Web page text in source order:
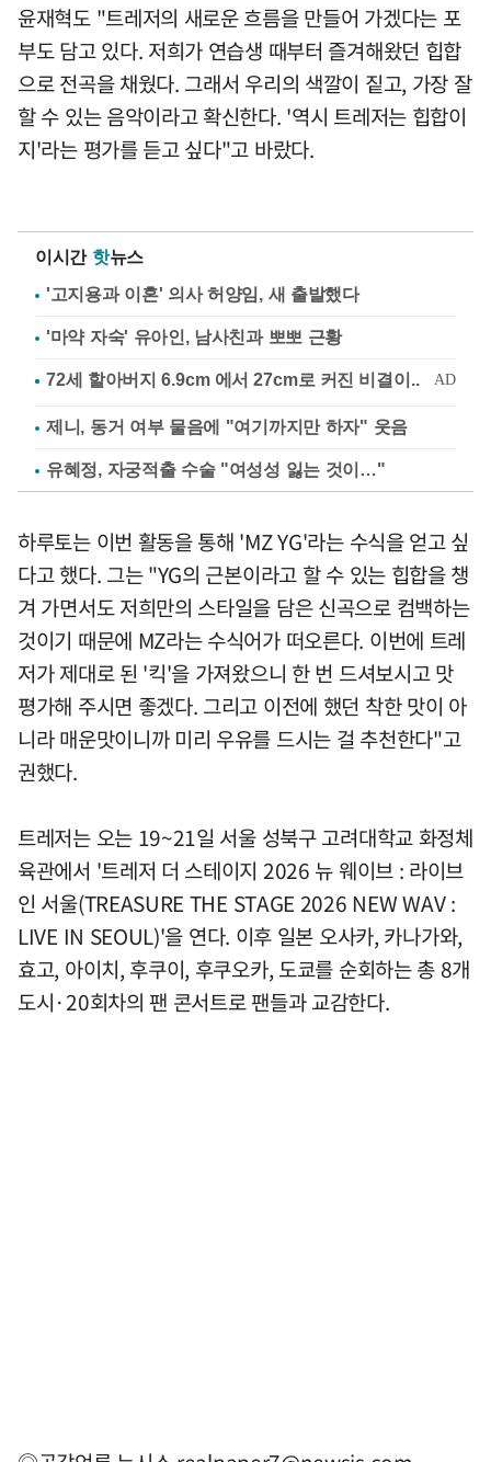
윤재혁도 "트레저의 새로운 흐름을 만들어 가겠다는 포
부도 담고 있다. 저희가 연습생 때부터 즐겨해왔던 힙합
으로 전곡을 채웠다. 그래서 우리의 색깔이 짙고, 가장 잘
할 수 있는 음악이라고 확신한다. '역시 트레저는 힙합이
지'라는 평가를 듣고 싶다"고 바랐다.
이시간 핫뉴스
'고지용과 이혼' 의사 허양임, 새 출발했다
'마약 자숙' 유아인, 남사친과 뽀뽀 근황
제니, 동거 여부 물음에 "여기까지만 하자" 웃음
유혜정, 자궁적출 수술 "여성성 잃는 것이…"
하루토는 이번 활동을 통해 'MZ YG'라는 수식을 얻고 싶
다고 했다. 그는 "YG의 근본이라고 할 수 있는 힙합을 챙
겨 가면서도 저희만의 스타일을 담은 신곡으로 컴백하는
것이기 때문에 MZ라는 수식어가 떠오른다. 이번에 트레
저가 제대로 된 '킥'을 가져왔으니 한 번 드셔보시고 맛
평가해 주시면 좋겠다. 그리고 이전에 했던 착한 맛이 아
니라 매운맛이니까 미리 우유를 드시는 걸 추천한다"고
권했다.
트레저는 오는 19~21일 서울 성북구 고려대학교 화정체
육관에서 '트레저 더 스테이지 2026 뉴 웨이브 : 라이브
인 서울(TREASURE THE STAGE 2026 NEW WAV :
LIVE IN SEOUL)'을 연다. 이후 일본 오사카, 카나가와,
효고, 아이치, 후쿠이, 후쿠오카, 도쿄를 순회하는 총 8개
도시·20회차의 팬 콘서트로 팬들과 교감한다.